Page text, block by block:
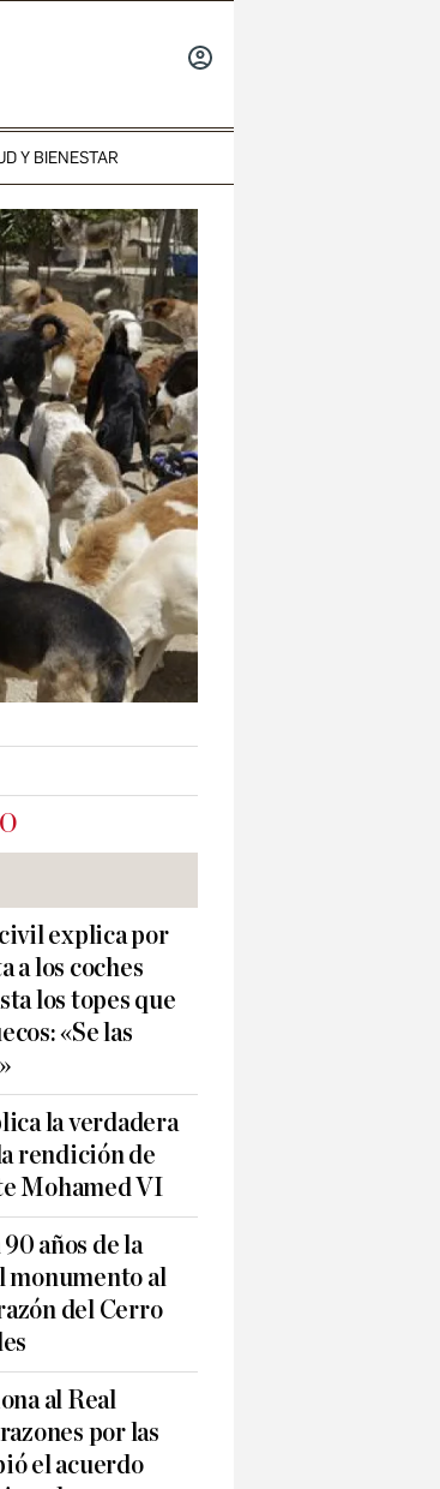
Y BIENESTAR
explica por
a los coches
los topes que
«Se las
la verdadera
rendición de
Mohamed VI
años de la
monumento al
del Cerro
al Real
por las
el acuerdo